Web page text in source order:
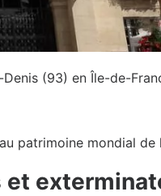
(93) en Île-de-
patrimoine mondial de